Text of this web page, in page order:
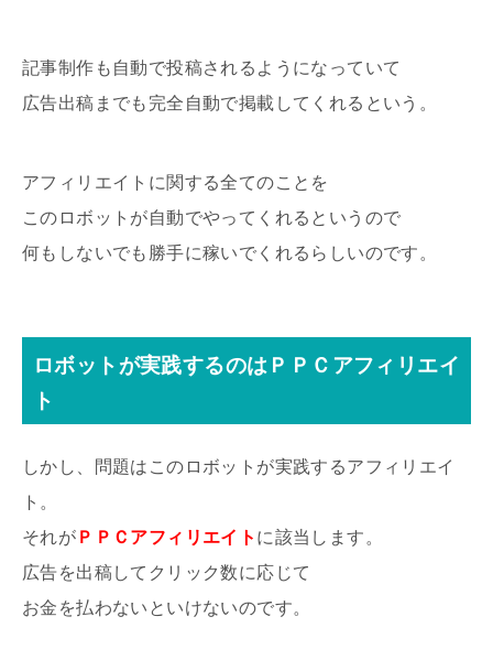
記事制作も自動で投稿されるようになっていて
広告出稿までも完全自動で掲載してくれるという。
アフィリエイトに関する全てのことを
このロボットが自動でやってくれるというので
何もしないでも勝手に稼いでくれるらしいのです。
ロボットが実践するのはＰＰＣアフィリエイ
ト
しかし、問題はこのロボットが実践するアフィリエイ
ト。
それが ＰＰＣアフィリエイト に該当します。
広告を出稿してクリック数に応じて
お金を払わないといけないのです。